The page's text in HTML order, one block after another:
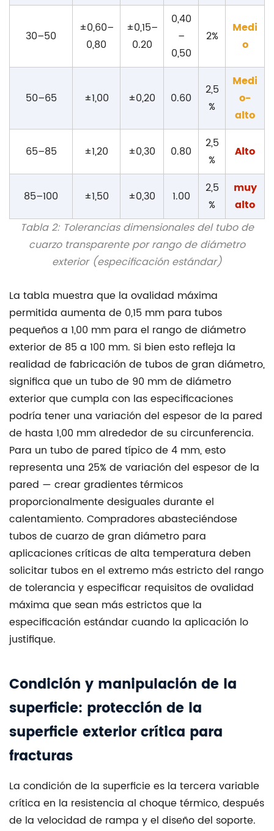
Tabla 2: Tolerancias dimensionales del tubo de
cuarzo transparente por rango de diámetro
exterior (especificación estándar)
30–50
±0,60–
0,80
±0,15–
0.20
0,40
–
0,50
2%
Medi
o
50–65 ±1,00 ±0,20 0.60
2,5
%
Medi
o-
alto
65–85 ±1,20 ±0,30 0.80
2,5
%
Alto
85–100 ±1,50 ±0,30 1.00
2,5
%
muy
alto
La tabla muestra que la ovalidad máxima
permitida aumenta de 0,15 mm para tubos
pequeños a 1,00 mm para el rango de diámetro
exterior de 85 a 100 mm. Si bien esto refleja la
realidad de fabricación de tubos de gran diámetro,
significa que un tubo de 90 mm de diámetro
exterior que cumpla con las especificaciones
podría tener una variación del espesor de la pared
de hasta 1,00 mm alrededor de su circunferencia.
Para un tubo de pared típico de 4 mm, esto
representa una 25% de variación del espesor de la
pared — crear gradientes térmicos
proporcionalmente desiguales durante el
calentamiento. Compradores abasteciéndose
tubos de cuarzo de gran diámetro para
aplicaciones críticas de alta temperatura deben
solicitar tubos en el extremo más estricto del rango
de tolerancia y especificar requisitos de ovalidad
máxima que sean más estrictos que la
especificación estándar cuando la aplicación lo
justifique.
Condición y manipulación de la
superficie: protección de la
superficie exterior crítica para
fracturas
La condición de la superficie es la tercera variable
crítica en la resistencia al choque térmico, después
de la velocidad de rampa y el diseño del soporte.